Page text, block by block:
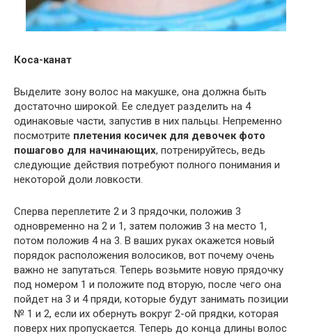
Коса-канат
Выделите зону волос на макушке, она должна быть
достаточно широкой. Ее следует разделить на 4
одинаковые части, запустив в них пальцы. Непременно
посмотрите плетения косичек для девочек фото
пошагово для начинающих, потренируйтесь, ведь
следующие действия потребуют полного понимания и
некоторой доли ловкости.
Сперва переплетите 2 и 3 прядочки, положив 3
одновременно на 2 и 1, затем положив 3 на место 1,
потом положив 4 на 3. В ваших руках окажется новый
порядок расположения волосиков, вот почему очень
важно не запутаться. Теперь возьмите новую прядочку
под номером 1 и положите под вторую, после чего она
пойдет на 3 и 4 пряди, которые будут занимать позиции
№ 1 и 2, если их обернуть вокруг 2-ой прядки, которая
поверх них пропускается. Теперь до конца длины волос